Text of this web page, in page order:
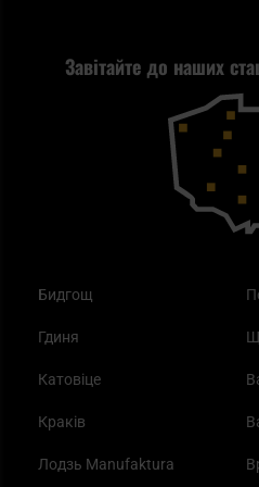
Завітайте до наших
Бидгощ
Гдиня
Катовіце
Краків
Лодзь Manufaktura
Повернення товару
Blackout - що це таке?
Як працює маска від смогу?
Найкращі спальні мішки на
Самозахист